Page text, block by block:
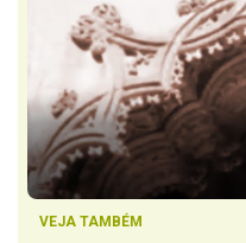
VEJA TAMBÉM